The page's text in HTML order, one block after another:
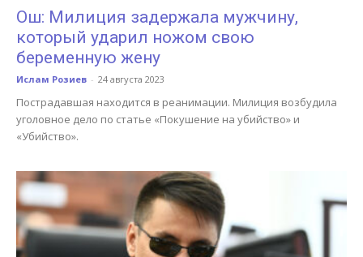
Ош: Милиция задержала мужчину,
который ударил ножом свою
беременную жену
Ислам Розиев - 24 августа 2023
Пострадавшая находится в реанимации. Милиция возбудила
уголовное дело по статье «Покушение на убийство» и
«Убийство».